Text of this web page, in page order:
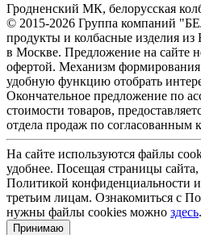
Гродненский МК, белорусская
© 2015-2026 Группа компаний
продукты и колбасные изделия из
в Москве. Предложение на сайте
офертой. Механизм формирования
удобную функцию отобрать
Окончательное предложение по
стоимости товаров,
отдела продаж по согласованным
На сайте используются файлы
удобнее. Посещая страницы сайта,
Политикой конфиденциальности
третьим лицам. Ознакомиться с
нужны файлы сookies можно здесь.
Принимаю